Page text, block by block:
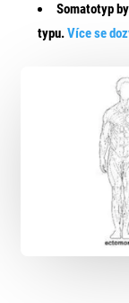
Somatotyp
typu.Více se